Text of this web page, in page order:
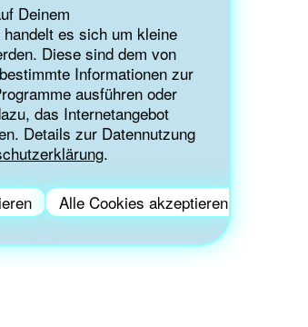
Deinem
es sich um kleine
Diese sind dem von
Informationen zur
ausführen oder
das Internetangebot
Details zur Datennutzung
.
Alle Cookies akzeptieren